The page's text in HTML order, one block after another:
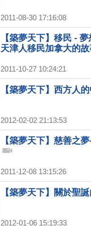
2011-08-30 17:16:08
【築夢天下】移民 -
天津人移民加拿大的故
2011-10-27 10:24:21
【築夢天下】西方人
2012-02-02 21:13:53
【築夢天下】慈善之
2011-12-08 13:15:26
【築夢天下】關於聖
2012-01-06 15:19:33